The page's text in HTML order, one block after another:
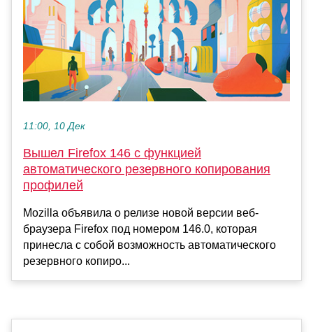
11:00, 10 Дек
Вышел Firefox 146 с функцией
автоматического резервного копирования
профилей
Mozilla объявила о релизе новой версии веб-
браузера Firefox под номером 146.0, которая
принесла с собой возможность автоматического
резервного копиро...